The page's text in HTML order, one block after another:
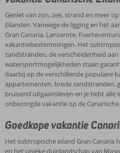
Geniet van zon, zee, strand en meer
Eilanden. Vanwege de ligging en het
Gran Canaria, Lanzarote,
vakantiebestemmingen. Het
zandstranden, de verscheidenheid
watersportmogelijkheden staan
daarbij op de verschillende populaire
appartementen, brede zandstranden,
bruisend uitgaansleven en je hebt alle
onbezorgde vakantie op de
Goedkope vakantie
Het subtropische eiland Gran Canaria
en het unieke duinlandschap van